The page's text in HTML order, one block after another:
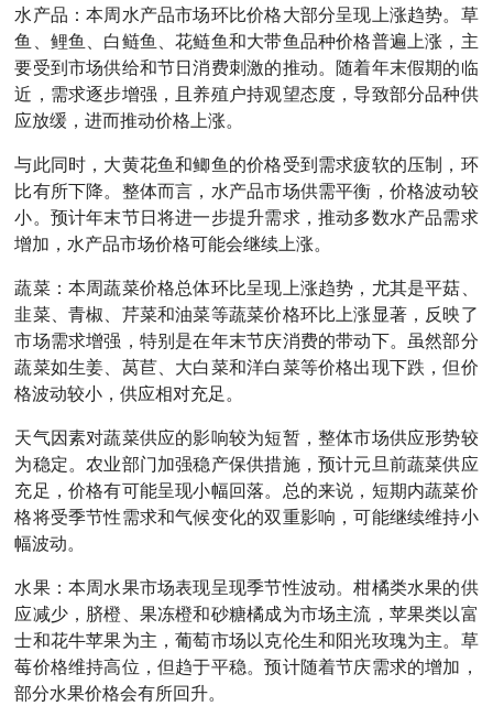
水产品：本周水产品市场环比价格大部分呈现上涨趋势。草
鱼、鲤鱼、白鲢鱼、花鲢鱼和大带鱼品种价格普遍上涨，主
要受到市场供给和节日消费刺激的推动。随着年末假期的临
近，需求逐步增强，且养殖户持观望态度，导致部分品种供
应放缓，进而推动价格上涨。
与此同时，大黄花鱼和鲫鱼的价格受到需求疲软的压制，环
比有所下降。整体而言，水产品市场供需平衡，价格波动较
小。预计年末节日将进一步提升需求，推动多数水产品需求
增加，水产品市场价格可能会继续上涨。
蔬菜：本周蔬菜价格总体环比呈现上涨趋势，尤其是平菇、
韭菜、青椒、芹菜和油菜等蔬菜价格环比上涨显著，反映了
市场需求增强，特别是在年末节庆消费的带动下。虽然部分
蔬菜如生姜、莴苣、大白菜和洋白菜等价格出现下跌，但价
格波动较小，供应相对充足。
天气因素对蔬菜供应的影响较为短暂，整体市场供应形势较
为稳定。农业部门加强稳产保供措施，预计元旦前蔬菜供应
充足，价格有可能呈现小幅回落。总的来说，短期内蔬菜价
格将受季节性需求和气候变化的双重影响，可能继续维持小
幅波动。
水果：本周水果市场表现呈现季节性波动。柑橘类水果的供
应减少，脐橙、果冻橙和砂糖橘成为市场主流，苹果类以富
士和花牛苹果为主，葡萄市场以克伦生和阳光玫瑰为主。草
莓价格维持高位，但趋于平稳。预计随着节庆需求的增加，
部分水果价格会有所回升。